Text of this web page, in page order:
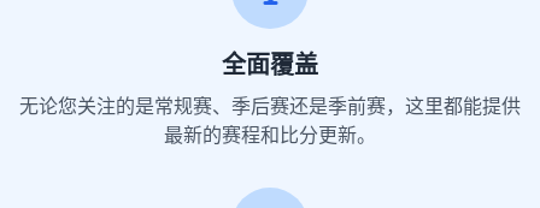
全面覆盖
无论您关注的是常规赛、季后赛还是季前赛，这里都能提供
最新的赛程和比分更新。